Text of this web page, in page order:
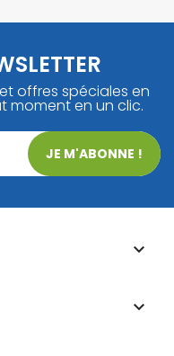
offres spéciales en
moment en un clic.
JE M'ABONNE !
keyboard_arrow_down
keyboard_arrow_down